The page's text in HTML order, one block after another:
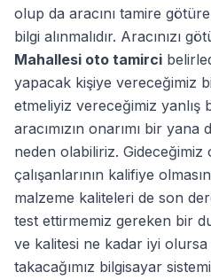
olup da aracını tamire
bilgi alınmalıdır. Aracınızı
Mahallesi oto tamirci
yapacak kişiye vereceğimiz
etmeliyiz vereceğimiz yanlış
aracımızın onarımı bir
neden olabiliriz. Gideceğimiz
çalışanlarının kalifiye
malzeme kaliteleri de son
test ettirmemiz gereken bir
ve kalitesi ne kadar iyi olursa
takacağımız bilgisayar